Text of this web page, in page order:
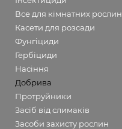
Все для кімнатних рослин
Касети для розсади
Фунгіциди
Гербіциди
Насіння
Добрива
Протруйники
Засіб від слимаків
Засоби захисту рослин